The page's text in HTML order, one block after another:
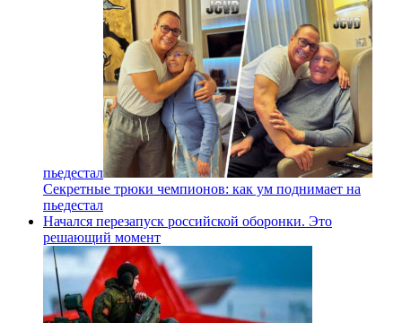
пьедестал
Секретные трюки чемпионов: как ум поднимает на
пьедестал
Начался перезапуск российской оборонки. Это
решающий момент